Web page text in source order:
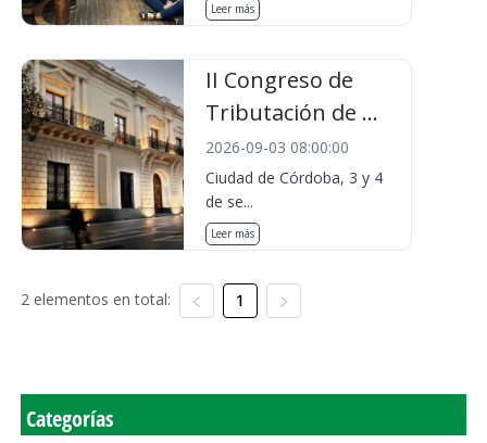
Leer más
II Congreso de
Tributación de ...
2026-09-03 08:00:00
Ciudad de Córdoba, 3 y 4
de se...
Leer más
2 elementos en total: 1
Categorías